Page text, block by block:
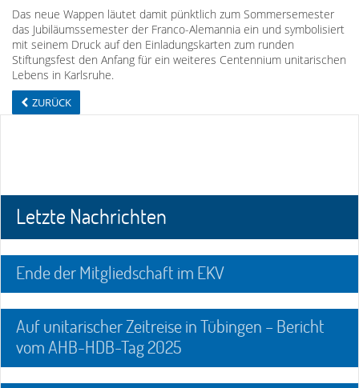
Das neue Wappen läutet damit pünktlich zum Sommersemester
das Jubiläumssemester der Franco-Alemannia ein und symbolisiert
mit seinem Druck auf den Einladungskarten zum runden
Stiftungsfest den Anfang für ein weiteres Centennium unitarischen
Lebens in Karlsruhe.
ZURÜCK
Letzte Nachrichten
Ende der Mitgliedschaft im EKV
Auf unitarischer Zeitreise in Tübingen – Bericht
vom AHB-HDB-Tag 2025